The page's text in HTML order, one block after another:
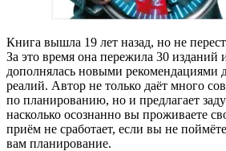
Книга вышла 19 лет назад, но не
За это время она пережила 30 изданий
дополнялась новыми рекомендациями
реалий. Автор не только даёт много
по планированию, но и предлагает
насколько осознанно вы проживаете
приём не сработает, если вы не
вам планирование.